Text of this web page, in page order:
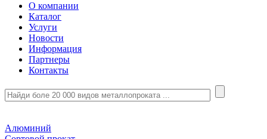
О компании
Каталог
Услуги
Новости
Информация
Партнеры
Контакты
Алюминий